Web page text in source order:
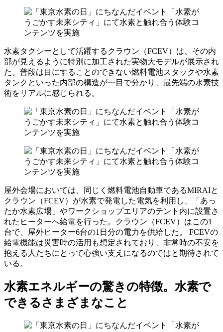
水素タクシーとして活躍するクラウン（FCEV）は、その内
部が見えるように特別に加工された実物大モデルが展示され
た。普段は目にすることのできない燃料電池スタックや水素
タンクといった内部の構造が一目で分かり、最先端の水素技
術をリアルに感じられる。
屋外会場においては、同じく燃料電池自動車であるMIRAIと
クラウン（FCEV）が水素で発電した電気を利用し、「あっ
たか水素広場」やワークショップエリアのテント内に設置さ
れたヒーターへ給電を行った。クラウン（FCEV）はこの1
台で、屋外ヒーター6台の1日分の電力を供給した。 FCEVの
給電機能は災害時の活用も想定されており、非常時の不安を
抱える人たちにとって心強い支えになるのではと期待されて
いる。
水素エネルギーの驚きの特徴。水素で
できるさまざまなこと